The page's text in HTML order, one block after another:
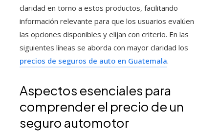
claridad en torno a estos productos, facilitando
información relevante para que los usuarios evalúen
las opciones disponibles y elijan con criterio. En las
siguientes líneas se aborda con mayor claridad los
precios de seguros de auto en Guatemala.
Aspectos esenciales para
comprender el precio de un
seguro automotor